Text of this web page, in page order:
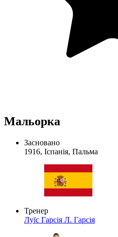
Мальорка
Засновано
1916, Іспанія, Пальма
Тренер
Луїс Гарсія Л. Гарсія